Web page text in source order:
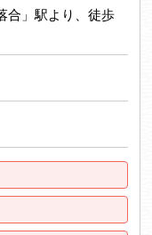
合」駅より、徒歩